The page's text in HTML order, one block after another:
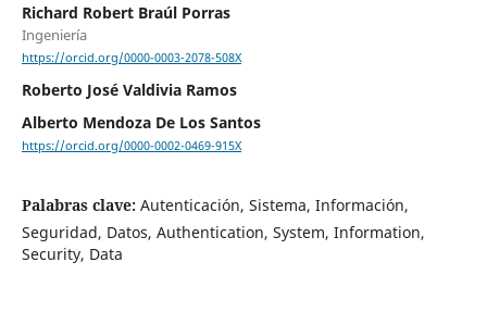
Richard Robert Braúl Porras
Ingeniería
https://orcid.org/0000-0003-2078-508X
Roberto José Valdivia Ramos
Alberto Mendoza De Los Santos
https://orcid.org/0000-0002-0469-915X
Palabras clave: Autenticación, Sistema, Información,
Seguridad, Datos, Authentication, System, Information,
Security, Data